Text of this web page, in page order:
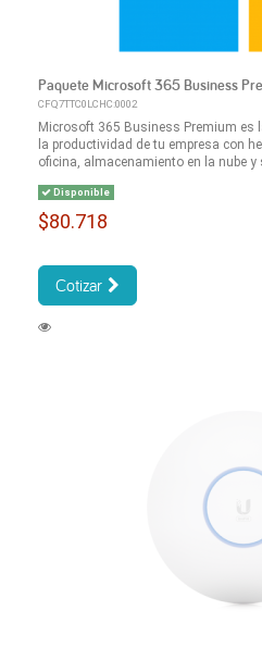
Paquete Microsoft 365 Business
CFQ7TTC0LCHC:0002
Microsoft 365 Business Premium es
la productividad de tu empresa con
oficina, almacenamiento en la nube y
Disponible
$80.718
Cotizar